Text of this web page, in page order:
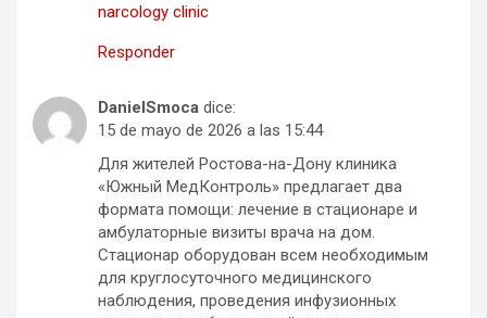
narcology clinic
Responder
DanielSmoca dice:
15 de mayo de 2026 a las 15:44
Для жителей Ростова-на-Дону клиника
«Южный МедКонтроль» предлагает два
формата помощи: лечение в стационаре и
амбулаторные визиты врача на дом.
Стационар оборудован всем необходимым
для круглосуточного медицинского
наблюдения, проведения инфузионных